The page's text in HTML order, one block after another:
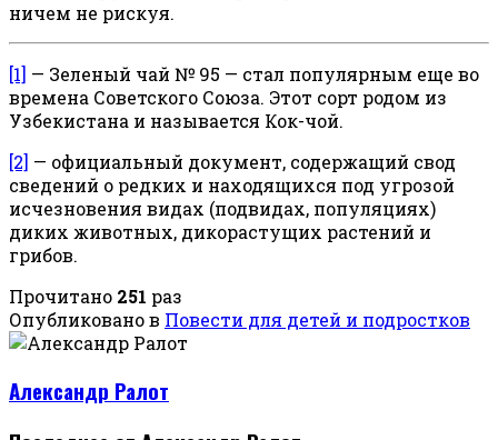
ничем не рискуя.
[1] — Зеленый чай № 95 — стал популярным еще во
времена Советского Союза. Этот сорт родом из
Узбекистана и называется Кок-чой.
[2] — официальный документ, содержащий свод
сведений о редких и находящихся под угрозой
исчезновения видах (подвидах, популяциях)
диких животных, дикорастущих растений и
грибов.
Прочитано 251 раз
Опубликовано в Повести для детей и подростков
Александр Ралот